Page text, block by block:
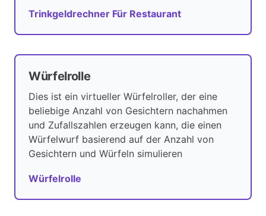
Trinkgeldrechner Für Restaurant
Würfelrolle
Dies ist ein virtueller Würfelroller, der eine
beliebige Anzahl von Gesichtern nachahmen
und Zufallszahlen erzeugen kann, die einen
Würfelwurf basierend auf der Anzahl von
Gesichtern und Würfeln simulieren
Würfelrolle